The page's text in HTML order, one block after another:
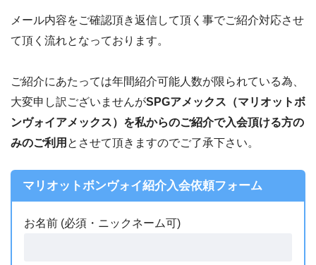
メール内容をご確認頂き返信して頂く事でご紹介対応させ
て頂く流れとなっております。
ご紹介にあたっては年間紹介可能人数が限られている為、
大変申し訳ございませんがSPGアメックス（マリオットボ
ンヴォイアメックス）を私からのご紹介で入会頂ける方の
みのご利用 とさせて頂きますのでご了承下さい。
マリオットボンヴォイ紹介入会依頼フォーム
お名前 (必須・ニックネーム可)